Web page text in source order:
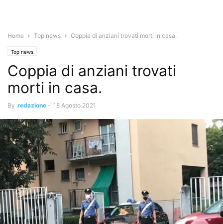
Home Top news Coppia di anziani trovati morti in casa.
Top news
Coppia di anziani trovati
morti in casa.
By redazione - 18 Agosto 2021